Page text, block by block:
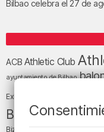
Bilbao celebra el 27 de
ACB Athletic Club
ayuntamiento de Bilbao
Exhibition Center)
Bizkaia y sus
Bizkaia
Deusto Diócesis